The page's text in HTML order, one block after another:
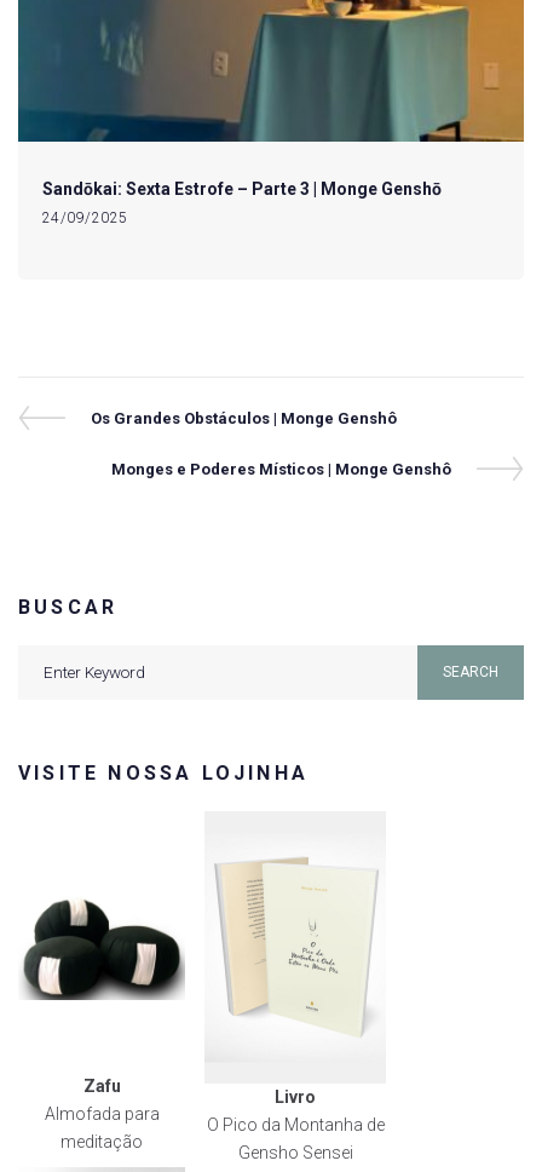
Sandōkai: Sexta Estrofe – Parte 3 | Monge Genshō
24/09/2025
Navegação
Previous
Os Grandes Obstáculos | Monge Genshô
Next
Monges e Poderes Místicos | Monge Genshô
BUSCAR
SEARCH
VISITE NOSSA LOJINHA
Zafu
Almofada para
meditação
Livro
O Pico da Montanha de
Gensho Sensei